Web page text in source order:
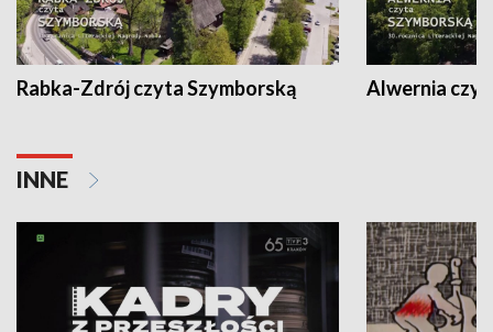
Rabka-Zdrój czyta Szymborską Alwernia
INNE